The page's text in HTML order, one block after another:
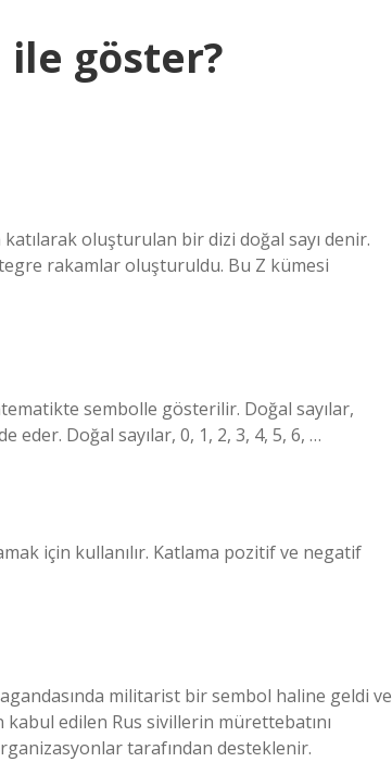
ile göster?
katılarak oluşturulan bir dizi doğal sayı denir.
rakamlar oluşturuldu. Bu Z kümesi
sembolle gösterilir. Doğal sayılar,
Doğal sayılar, 0, 1, 2, 3, 4, 5, 6, …
için kullanılır. Katlama pozitif ve negatif
militarist bir sembol haline geldi ve
edilen Rus sivillerin mürettebatını
tarafından desteklenir.